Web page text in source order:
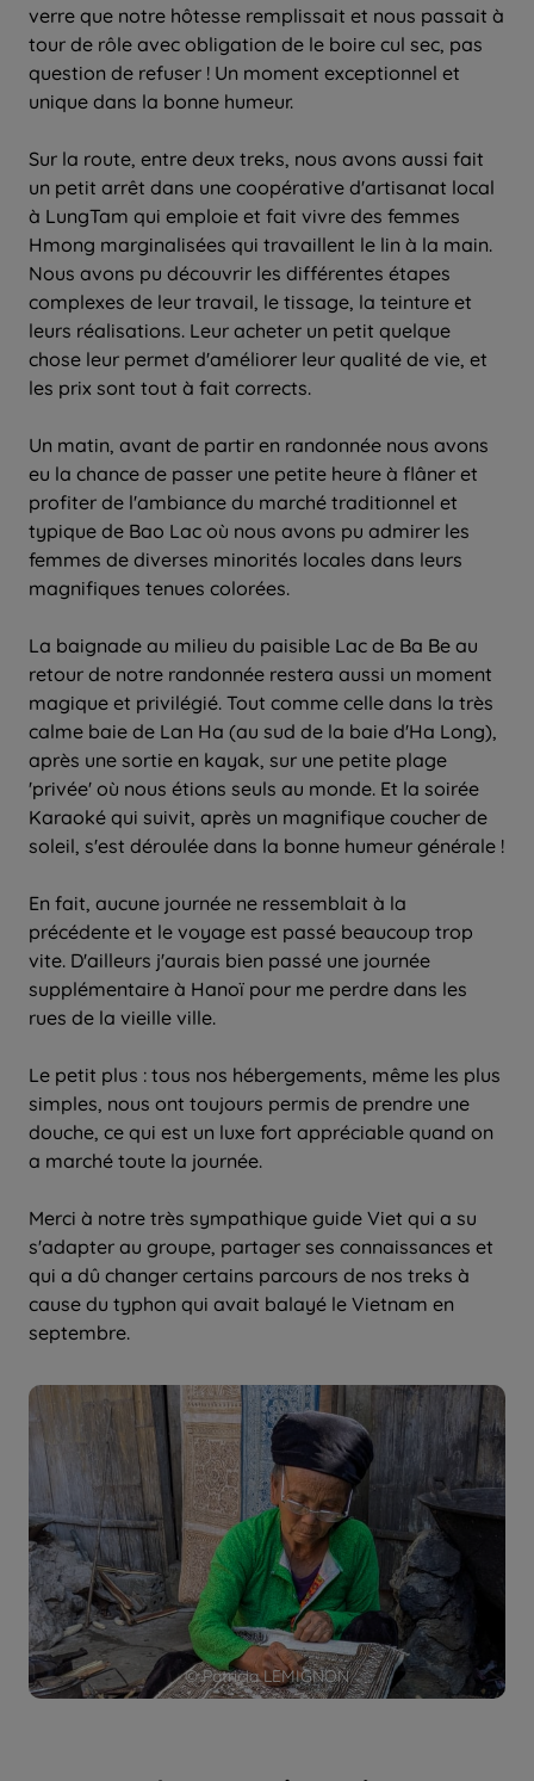
© Patricia LEMIGNON
verre que notre hôtesse remplissait et nous passait à
tour de rôle avec obligation de le boire cul sec, pas
question de refuser ! Un moment exceptionnel et
unique dans la bonne humeur.
Sur la route, entre deux treks, nous avons aussi fait
un petit arrêt dans une coopérative d'artisanat local
à LungTam qui emploie et fait vivre des femmes
Hmong marginalisées qui travaillent le lin à la main.
Nous avons pu découvrir les différentes étapes
complexes de leur travail, le tissage, la teinture et
leurs réalisations. Leur acheter un petit quelque
chose leur permet d'améliorer leur qualité de vie, et
les prix sont tout à fait corrects.
Un matin, avant de partir en randonnée nous avons
eu la chance de passer une petite heure à flâner et
profiter de l'ambiance du marché traditionnel et
typique de Bao Lac où nous avons pu admirer les
femmes de diverses minorités locales dans leurs
magnifiques tenues colorées.
La baignade au milieu du paisible Lac de Ba Be au
retour de notre randonnée restera aussi un moment
magique et privilégié. Tout comme celle dans la très
calme baie de Lan Ha (au sud de la baie d'Ha Long),
après une sortie en kayak, sur une petite plage
'privée' où nous étions seuls au monde. Et la soirée
Karaoké qui suivit, après un magnifique coucher de
soleil, s'est déroulée dans la bonne humeur générale !
En fait, aucune journée ne ressemblait à la
précédente et le voyage est passé beaucoup trop
vite. D'ailleurs j'aurais bien passé une journée
supplémentaire à Hanoï pour me perdre dans les
rues de la vieille ville.
Le petit plus : tous nos hébergements, même les plus
simples, nous ont toujours permis de prendre une
douche, ce qui est un luxe fort appréciable quand on
a marché toute la journée.
Merci à notre très sympathique guide Viet qui a su
s'adapter au groupe, partager ses connaissances et
qui a dû changer certains parcours de nos treks à
cause du typhon qui avait balayé le Vietnam en
septembre.